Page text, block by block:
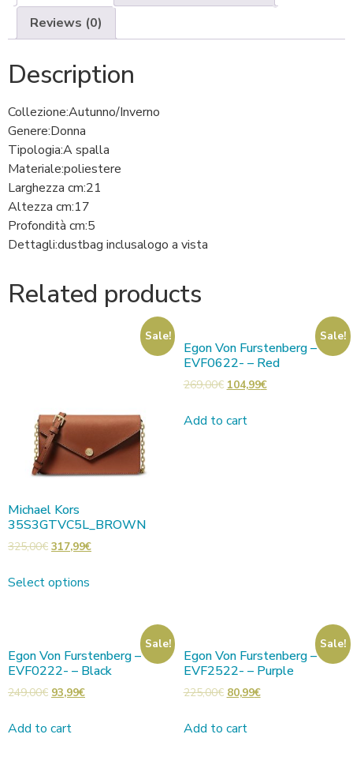
Reviews (0)
Description
Collezione:Autunno/Inverno
Genere:Donna
Tipologia:A spalla
Materiale:poliestere
Larghezza cm:21
Altezza cm:17
Profondità cm:5
Dettagli:dustbag inclusalogo a vista
Related products
Sale!
Michael Kors
35S3GTVC5L_BROWN
325,00€ 317,99€
Select options
Sale!
Egon Von Furstenberg –
EVF0622- – Red
269,00€ 104,99€
Add to cart
Sale!
Egon Von Furstenberg –
EVF0222- – Black
249,00€ 93,99€
Add to cart
Sale!
Egon Von Furstenberg –
EVF2522- – Purple
225,00€ 80,99€
Add to cart